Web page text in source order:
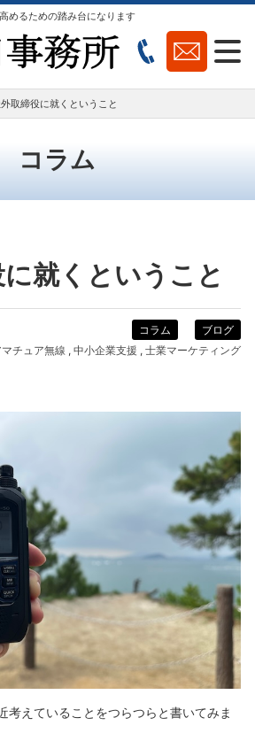
めるための踏み台になります
取締役に就くということ
コラム
就くということ
コラム
ブログ
マチュア無線
中小企業支援 士業マーケティング
考えていることをつらつらと書いてみま